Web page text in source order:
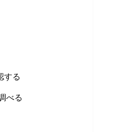
する
べる